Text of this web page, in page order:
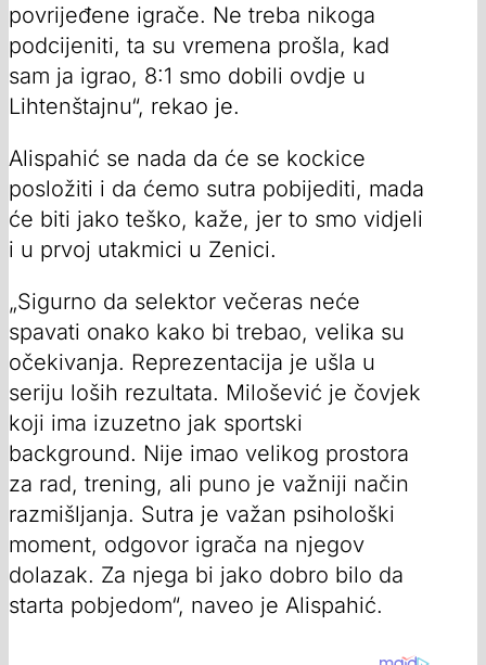
povrijeđene igrače. Ne treba nikoga
podcijeniti, ta su vremena prošla, kad
sam ja igrao, 8:1 smo dobili ovdje u
Lihtenštajnu“, rekao je.
Alispahić se nada da će se kockice
posložiti i da ćemo sutra pobijediti, mada
će biti jako teško, kaže, jer to smo vidjeli
i u prvoj utakmici u Zenici.
„Sigurno da selektor večeras neće
spavati onako kako bi trebao, velika su
očekivanja. Reprezentacija je ušla u
seriju loših rezultata. Milošević je čovjek
koji ima izuzetno jak sportski
background. Nije imao velikog prostora
za rad, trening, ali puno je važniji način
razmišljanja. Sutra je važan psihološki
moment, odgovor igrača na njegov
dolazak. Za njega bi jako dobro bilo da
starta pobjedom“, naveo je Alispahić.